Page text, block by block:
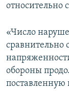
относительно
«Число
сравнительно
обороны
поставленную